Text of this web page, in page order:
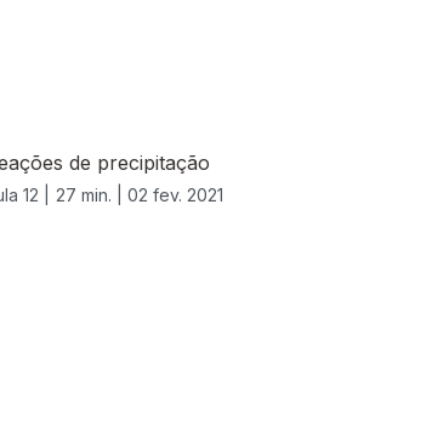
de precipitação
12 | 27 min. | 02 fev. 2021